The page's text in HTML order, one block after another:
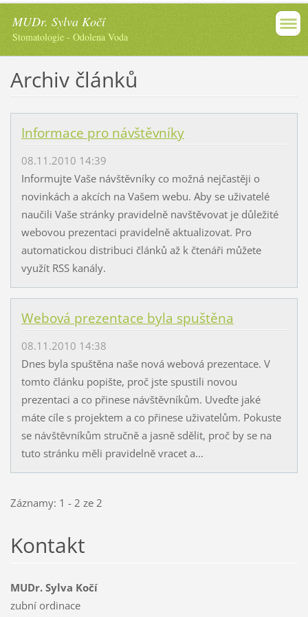
MUDr. Sylva Kočí
Stomatologie - Odolena Voda
Archiv článků
Informace pro návštěvníky
08.11.2010 14:39
Informujte Vaše návštěvníky co možná nejčastěji o
novinkách a akcích na Vašem webu. Aby se uživatelé
naučili Vaše stránky pravidelně navštěvovat je důležité
webovou prezentaci pravidelně aktualizovat. Pro
automatickou distribuci článků až k čtenáři můžete
využít RSS kanály.
Webová prezentace byla spuštěna
08.11.2010 14:38
Dnes byla spuštěna naše nová webová prezentace. V
tomto článku popište, proč jste spustili novou
prezentaci a co přinese návštěvníkům. Uveďte jaké
máte cíle s projektem a co přinese uživatelům. Pokuste
se návštěvníkům stručně a jasně sdělit, proč by se na
tuto stránku měli pravidelně vracet a...
Záznamy: 1 - 2 ze 2
Kontakt
MUDr. Sylva Kočí
zubní ordinace